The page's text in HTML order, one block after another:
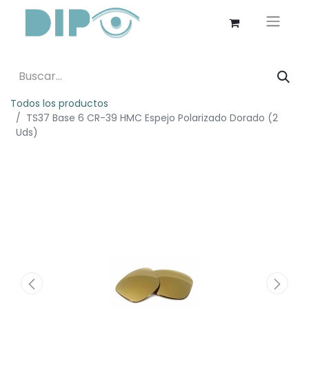
Todos los productos
TS37 Base 6 CR-39 HMC Espejo Polarizado Dorado (2
Uds)